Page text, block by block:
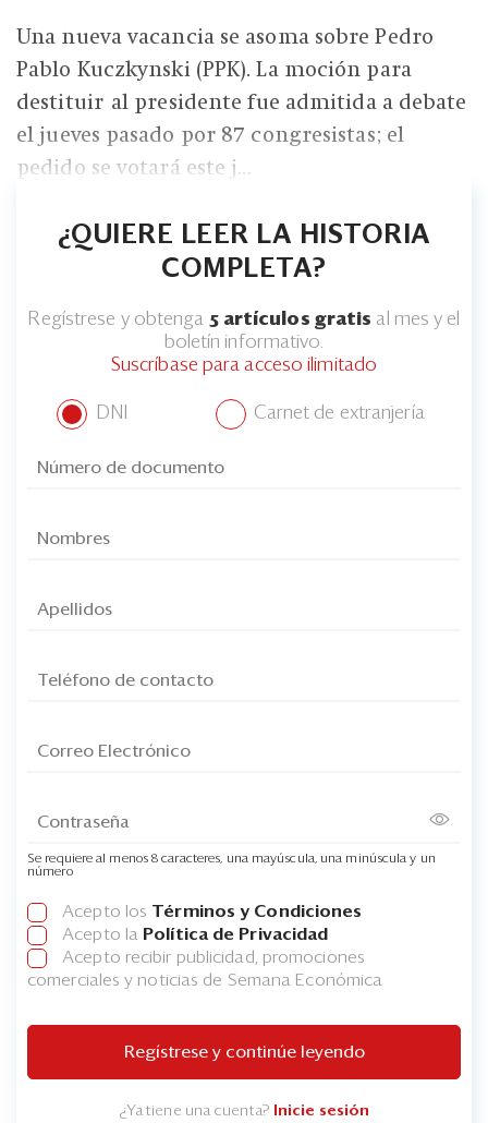
Una nueva vacancia se asoma sobre Pedro
Pablo Kuczkynski (PPK). La moción para
destituir al presidente fue admitida a debate
el jueves pasado por 87 congresistas; el
pedido se votará este j...
¿QUIERE LEER LA HISTORIA
COMPLETA?
Regístrese y obtenga 5 artículos gratis al mes y el
boletín informativo.
Suscríbase para acceso ilimitado
DNI Carnet de extranjería
Se requiere al menos 8 caracteres, una mayúscula, una minúscula y un
número
Acepto los Términos y Condiciones
Acepto la Política de Privacidad
Acepto recibir publicidad, promociones
comerciales y noticias de Semana Económica
Regístrese y continúe leyendo
¿Ya tiene una cuenta? Inicie sesión